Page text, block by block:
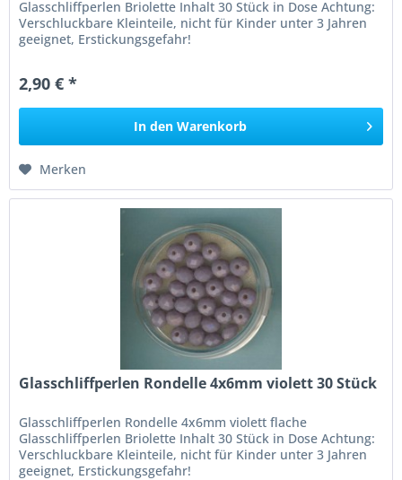
Glasschliffperlen Briolette Inhalt 30 Stück in Dose Achtung:
Verschluckbare Kleinteile, nicht für Kinder unter 3 Jahren
geeignet, Erstickungsgefahr!
2,90 € *
In den Warenkorb
Merken
Glasschliffperlen Rondelle 4x6mm violett 30 Stück
Glasschliffperlen Rondelle 4x6mm violett flache
Glasschliffperlen Briolette Inhalt 30 Stück in Dose Achtung:
Verschluckbare Kleinteile, nicht für Kinder unter 3 Jahren
geeignet, Erstickungsgefahr!